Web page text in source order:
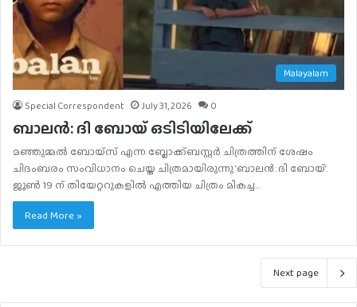
Malayalam
Special Correspondent July 31, 2026 0
ബാലന്‍: ദി ബോയ് ഒടിടിയിലേക്ക്
മഞ്ഞുമ്മല്‍ ബോയ്‌സ് എന്ന ബ്ലോക്ക്ബസ്റ്റര്‍ ചിത്രത്തിന് ശേഷം
ചിദംബരം സംവിധാനം ചെയ്ത ചിത്രമായിരുന്നു ‘ബാലന്‍: ദി ബോയ്’.
ജൂണ്‍ 19 ന് തിയേറ്ററുകളില്‍ എത്തിയ ചിത്രം മികച്ച…
Read More »
Next page